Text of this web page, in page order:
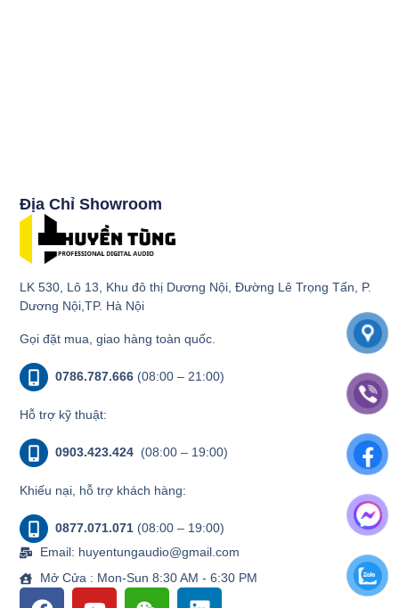
Địa Chỉ Showroom
LK 530, Lô 13, Khu đô thị Dương Nội, Đường Lê Trọng Tấn, P.
Dương Nội,TP. Hà Nội
Gọi đặt mua, giao hàng toàn quốc.
0786.787.666 (08:00 – 21:00)
Hỗ trợ kỹ thuật:
0903.423.424 (08:00 – 19:00)
Khiếu nại, hỗ trợ khách hàng:
0877.071.071 (08:00 – 19:00)
Email: huyentungaudio@gmail.com
Mở Cửa : Mon-Sun 8:30 AM - 6:30 PM